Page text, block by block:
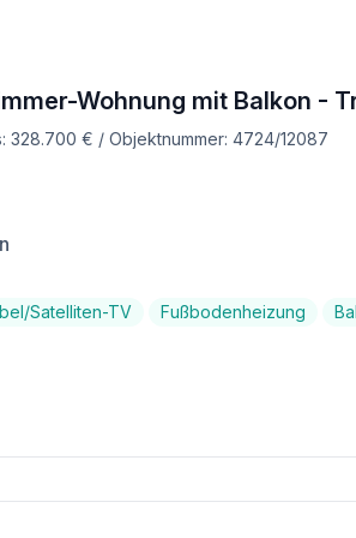
Wohnung mit Balkon -
328.700 € / Objektnummer: 4724/12087
Satelliten-TV Fußbodenheizung